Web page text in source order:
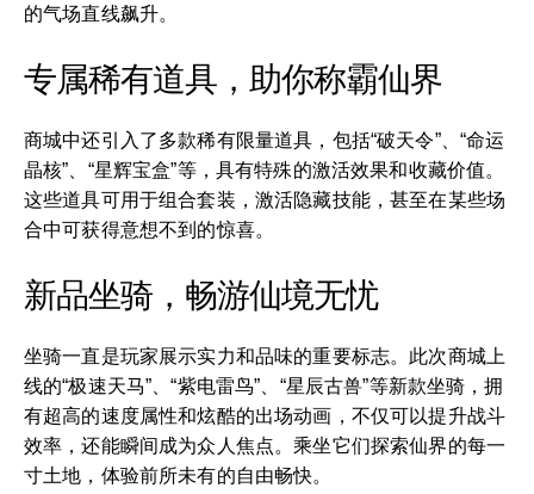
的气场直线飙升。
专属稀有道具，助你称霸仙界
商城中还引入了多款稀有限量道具，包括“破天令”、“命运
晶核”、“星辉宝盒”等，具有特殊的激活效果和收藏价值。
这些道具可用于组合套装，激活隐藏技能，甚至在某些场
合中可获得意想不到的惊喜。
新品坐骑，畅游仙境无忧
坐骑一直是玩家展示实力和品味的重要标志。此次商城上
线的“极速天马”、“紫电雷鸟”、“星辰古兽”等新款坐骑，拥
有超高的速度属性和炫酷的出场动画，不仅可以提升战斗
效率，还能瞬间成为众人焦点。乘坐它们探索仙界的每一
寸土地，体验前所未有的自由畅快。